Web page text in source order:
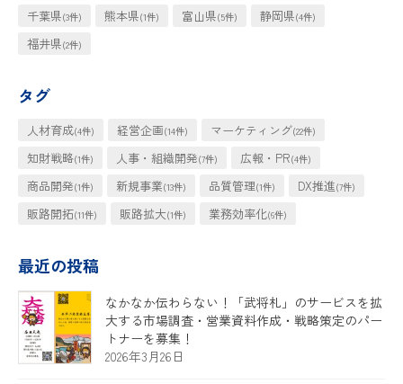
千葉県(3件) 熊本県(1件) 富山県(5件) 静岡県(4件)
福井県(2件)
タグ
人材育成(4件) 経営企画(14件) マーケティング(22件)
知財戦略(1件) 人事・組織開発(7件) 広報・PR(4件)
商品開発(1件) 新規事業(13件) 品質管理(1件) DX推進(7件)
販路開拓(11件) 販路拡大(1件) 業務効率化(6件)
最近の投稿
なかなか伝わらない！「武将札」のサービスを拡
大する市場調査・営業資料作成・戦略策定のパー
トナーを募集！
2026年3月26日